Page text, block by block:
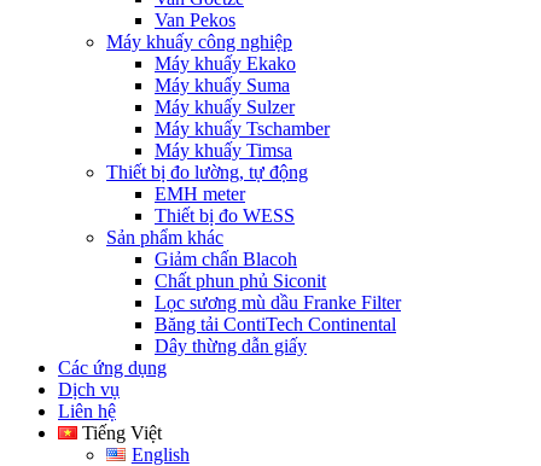
Van Pekos
Máy khuấy công nghiệp
Máy khuấy Ekako
Máy khuấy Suma
Máy khuấy Sulzer
Máy khuấy Tschamber
Máy khuấy Timsa
Thiết bị đo lường, tự động
EMH meter
Thiết bị đo WESS
Sản phẩm khác
Giảm chấn Blacoh
Chất phun phủ Siconit
Lọc sương mù dầu Franke Filter
Băng tải ContiTech Continental
Dây thừng dẫn giấy
Các ứng dụng
Dịch vụ
Liên hệ
Tiếng Việt
English